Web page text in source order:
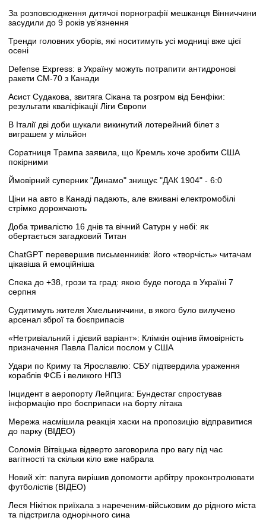
За розповсюдження дитячої порнографії мешканця Вінниччини
засудили до 9 років ув’язнення
Тренди головних уборів, які носитимуть усі модниці вже цієї
осені
Defense Express: в Україну можуть потрапити антидронові
ракети CM-70 з Канади
Асист Судакова, звитяга Сікана та розгром від Бенфіки:
результати кваліфікації Ліги Європи
В Італії дві доби шукали викинутий лотерейний білет з
виграшем у мільйон
Соратниця Трампа заявила, що Кремль хоче зробити США
покірними
Ймовірний суперник "Динамо" знищує "ДАК 1904" - 6:0
Ціни на авто в Канаді падають, але вживані електромобілі
стрімко дорожчають
Доба тривалістю 16 днів та вічний Сатурн у небі: як
обертається загадковий Титан
ChatGPT перевершив письменників: його «творчість» читачам
цікавіша й емоційніша
Спека до +38, грози та град: якою буде погода в Україні 7
серпня
Судитимуть жителя Хмельниччини, в якого було вилучено
арсенал зброї та боєприпасів
«Нетривіальний і дієвий варіант»: Клімкін оцінив ймовірність
призначення Павла Паліси послом у США
Удари по Криму та Ярославлю: СБУ підтвердила ураження
кораблів ФСБ і великого НПЗ
Інцидент в аеропорту Лейпцига: Бундестаг спростував
інформацію про боєприпаси на борту літака
Мережа насмішила реакція хаски на пропозицію відправитися
до парку (ВІДЕО)
Соломія Вітвіцька відверто заговорила про вагу під час
вагітності та скільки кіло вже набрала
Новий хіт: папуга вирішив допомогти арбітру проконтролювати
футболістів (ВІДЕО)
Леся Нікітюк приїхала з нареченим-військовим до рідного міста
та підстригла однорічного сина